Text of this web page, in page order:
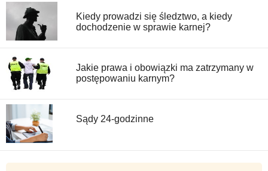
Kiedy prowadzi się śledztwo, a kiedy
dochodzenie w sprawie karnej?
Jakie prawa i obowiązki ma zatrzymany w
postępowaniu karnym?
Sądy 24-godzinne